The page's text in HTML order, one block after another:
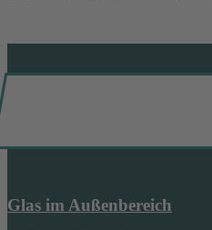
Glas im Außenbereich